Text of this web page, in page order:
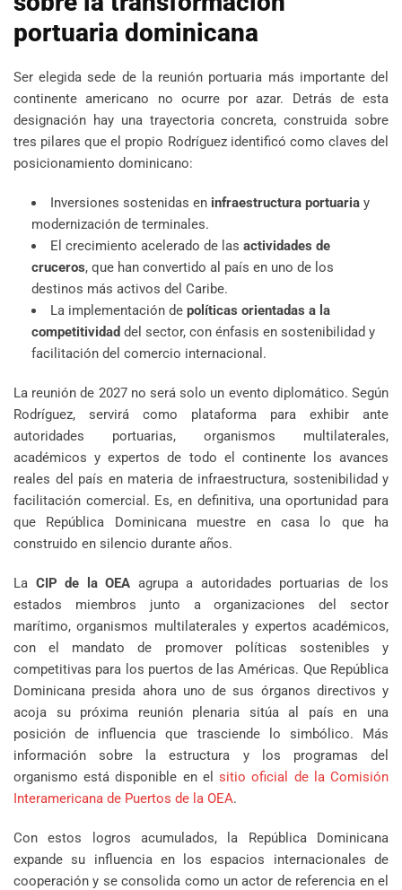
portuaria dominicana
Ser elegida sede de la reunión portuaria más importante del
continente americano no ocurre por azar. Detrás de esta
designación hay una trayectoria concreta, construida sobre
tres pilares que el propio Rodríguez identificó como claves del
posicionamiento dominicano:
Inversiones sostenidas en infraestructura portuaria y
modernización de terminales.
El crecimiento acelerado de las actividades de
cruceros, que han convertido al país en uno de los
destinos más activos del Caribe.
La implementación de políticas orientadas a la
competitividad del sector, con énfasis en sostenibilidad y
facilitación del comercio internacional.
La reunión de 2027 no será solo un evento diplomático. Según
Rodríguez, servirá como plataforma para exhibir ante
autoridades portuarias, organismos multilaterales,
académicos y expertos de todo el continente los avances
reales del país en materia de infraestructura, sostenibilidad y
facilitación comercial. Es, en definitiva, una oportunidad para
que República Dominicana muestre en casa lo que ha
construido en silencio durante años.
La CIP de la OEA agrupa a autoridades portuarias de los
estados miembros junto a organizaciones del sector
marítimo, organismos multilaterales y expertos académicos,
con el mandato de promover políticas sostenibles y
competitivas para los puertos de las Américas. Que República
Dominicana presida ahora uno de sus órganos directivos y
acoja su próxima reunión plenaria sitúa al país en una
posición de influencia que trasciende lo simbólico. Más
información sobre la estructura y los programas del
organismo está disponible en elsitio oficial de la Comisión
Interamericana de Puertos de la OEA.
Con estos logros acumulados, la República Dominicana
expande su influencia en los espacios internacionales de
cooperación y se consolida como un actor de referencia en el